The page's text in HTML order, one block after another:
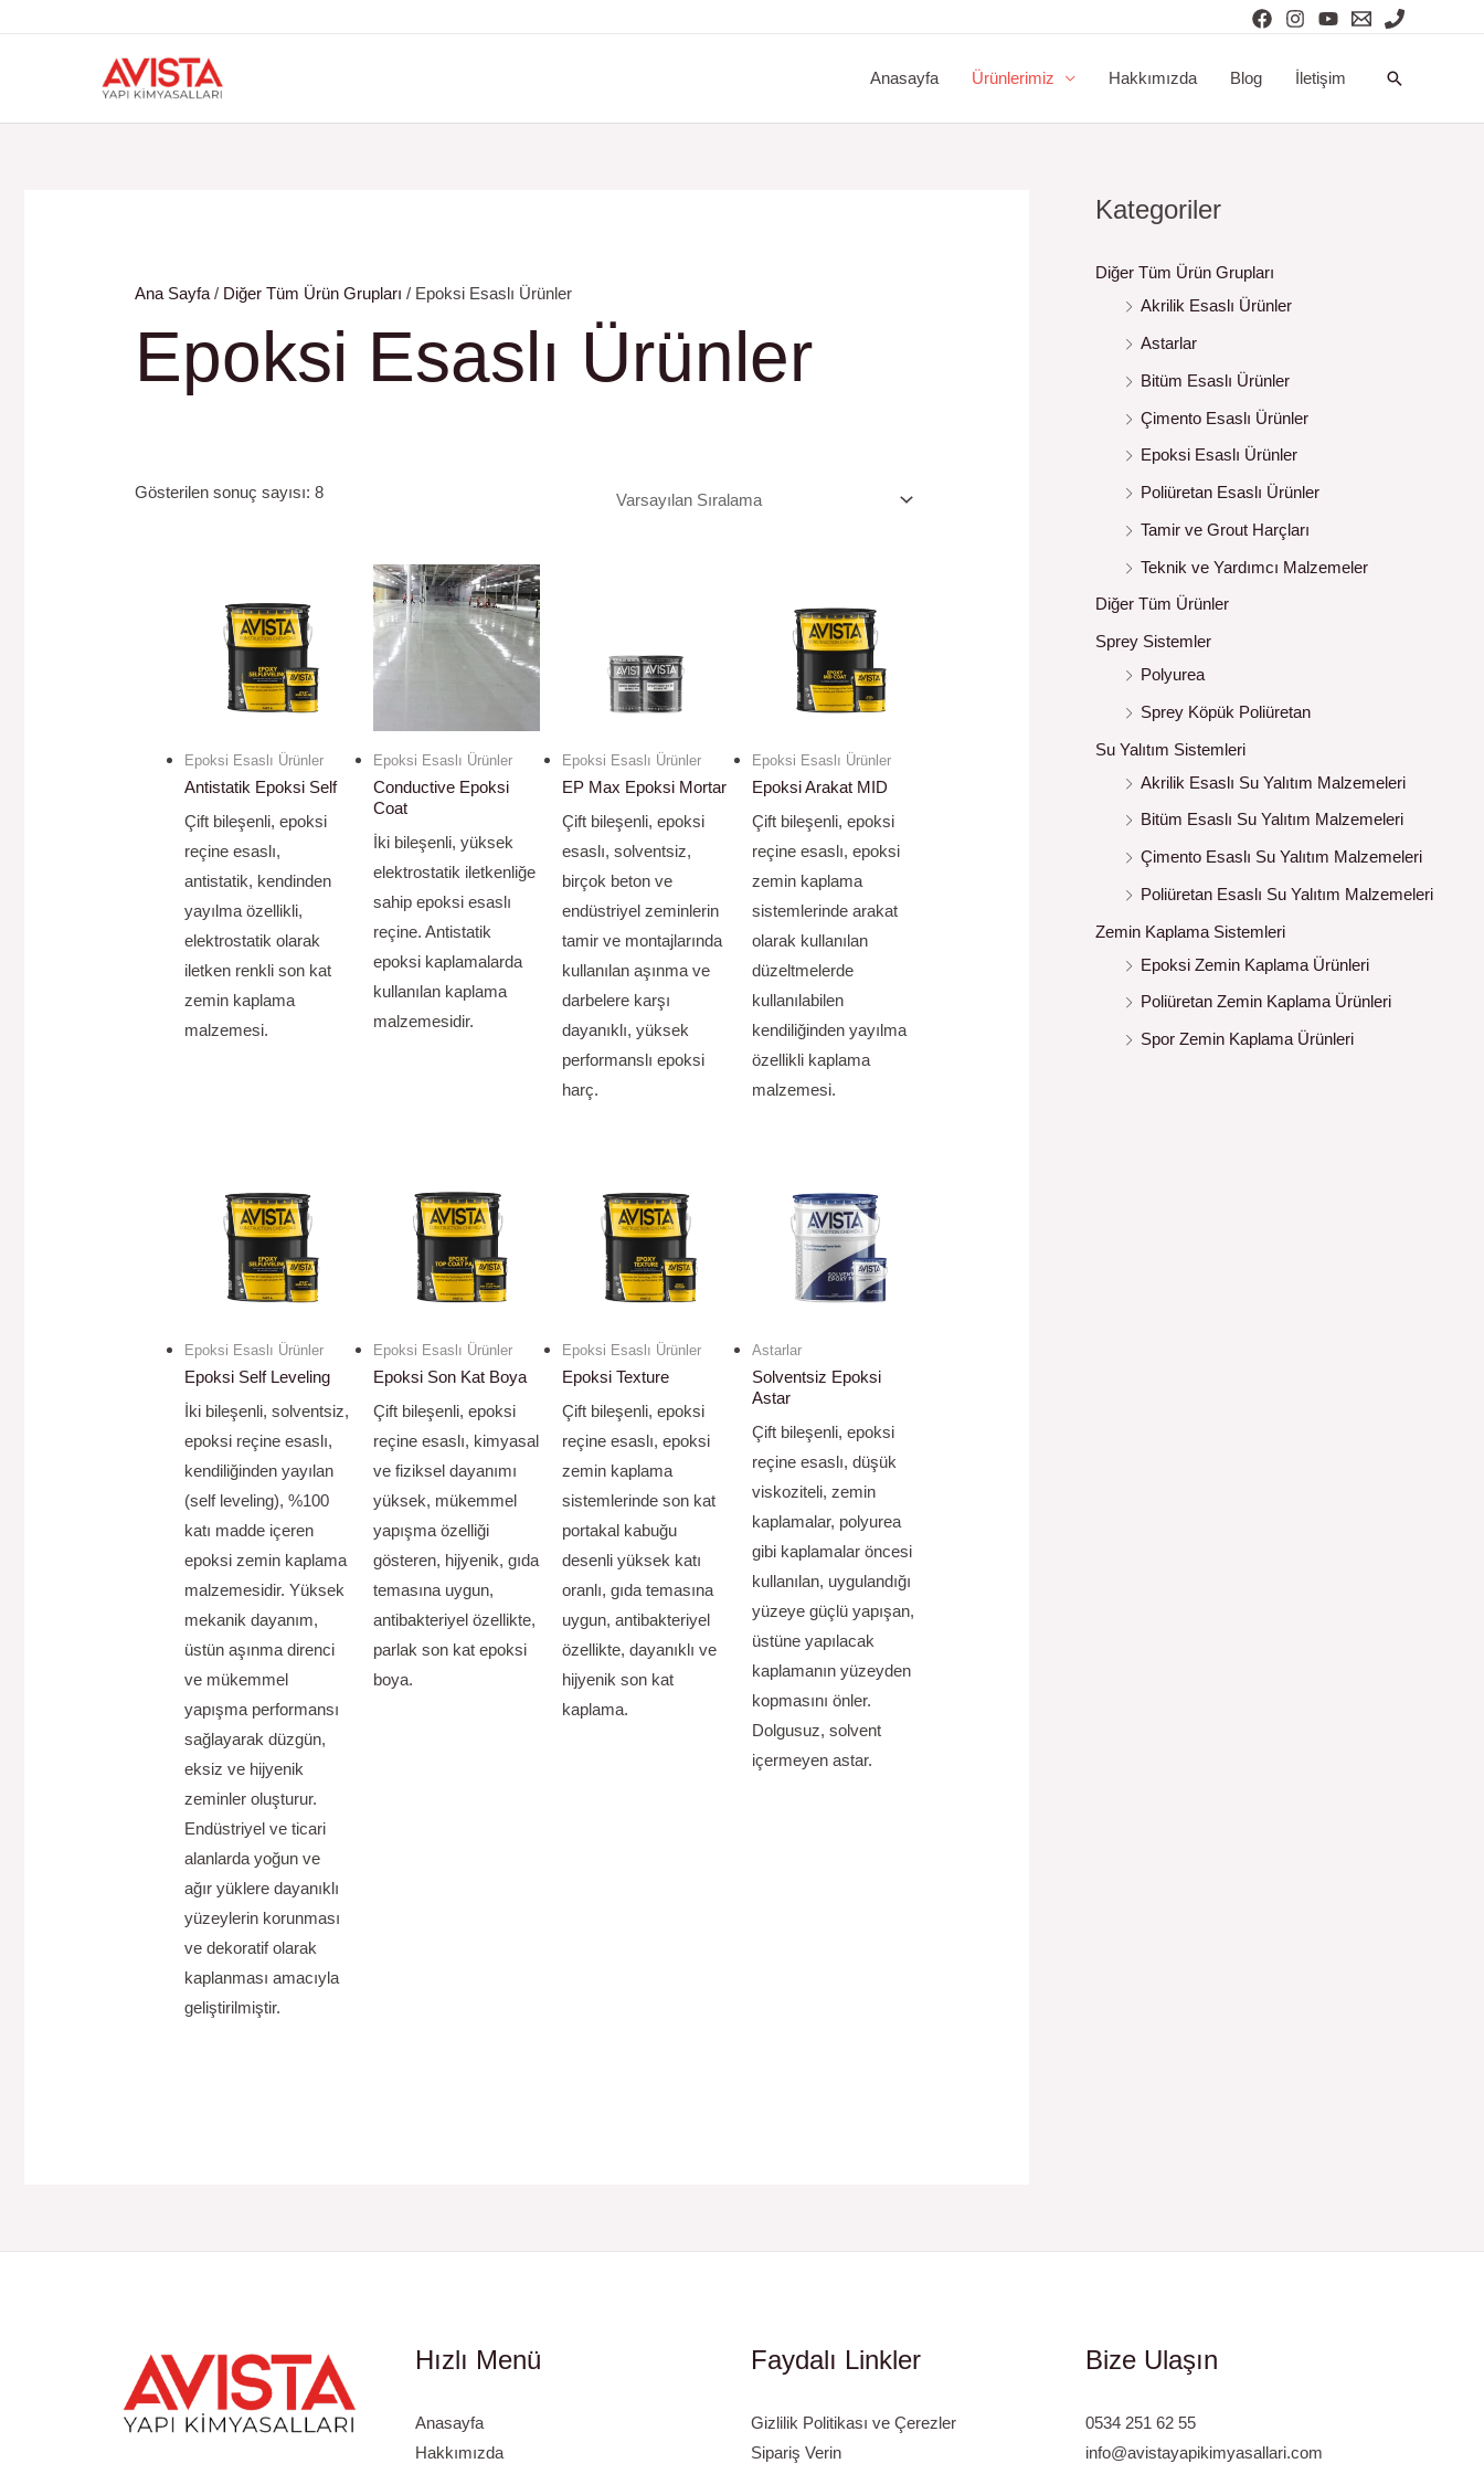
Anasayfa
Ürünlerimiz Hakkımızda Blog İletişim Arama
Ana Sayfa / Diğer Tüm Ürün Grupları / Epoksi Esaslı Ürünler
Epoksi Esaslı Ürünler
Gösterilen sonuç sayısı: 8
Epoksi Esaslı Ürünler
Antistatik Epoksi Self
Çift bileşenli, epoksi
reçine esaslı,
antistatik, kendinden
yayılma özellikli,
elektrostatik olarak
iletken renkli son kat
zemin kaplama
malzemesi.
Epoksi Esaslı Ürünler
Conductive Epoksi
Coat
İki bileşenli, yüksek
elektrostatik iletkenliğe
sahip epoksi esaslı
reçine. Antistatik
epoksi kaplamalarda
kullanılan kaplama
malzemesidir.
Epoksi Esaslı Ürünler
EP Max Epoksi Mortar
Çift bileşenli, epoksi
esaslı, solventsiz,
birçok beton ve
endüstriyel zeminlerin
tamir ve montajlarında
kullanılan aşınma ve
darbelere karşı
dayanıklı, yüksek
performanslı epoksi
harç.
Epoksi Esaslı Ürünler
Epoksi Arakat MID
Çift bileşenli, epoksi
reçine esaslı, epoksi
zemin kaplama
sistemlerinde arakat
olarak kullanılan
düzeltmelerde
kullanılabilen
kendiliğinden yayılma
özellikli kaplama
malzemesi.
Epoksi Esaslı Ürünler
Epoksi Self Leveling
İki bileşenli, solventsiz,
epoksi reçine esaslı,
kendiliğinden yayılan
(self leveling), %100
katı madde içeren
epoksi zemin kaplama
malzemesidir. Yüksek
mekanik dayanım,
üstün aşınma direnci
ve mükemmel
yapışma performansı
sağlayarak düzgün,
eksiz ve hijyenik
zeminler oluşturur.
Endüstriyel ve ticari
alanlarda yoğun ve
ağır yüklere dayanıklı
yüzeylerin korunması
ve dekoratif olarak
kaplanması amacıyla
geliştirilmiştir.
Epoksi Esaslı Ürünler
Epoksi Son Kat Boya
Çift bileşenli, epoksi
reçine esaslı, kimyasal
ve fiziksel dayanımı
yüksek, mükemmel
yapışma özelliği
gösteren, hijyenik, gıda
temasına uygun,
antibakteriyel özellikte,
parlak son kat epoksi
boya.
Epoksi Esaslı Ürünler
Epoksi Texture
Çift bileşenli, epoksi
reçine esaslı, epoksi
zemin kaplama
sistemlerinde son kat
portakal kabuğu
desenli yüksek katı
oranlı, gıda temasına
uygun, antibakteriyel
özellikte, dayanıklı ve
hijyenik son kat
kaplama.
Astarlar
Solventsiz Epoksi
Astar
Çift bileşenli, epoksi
reçine esaslı, düşük
viskoziteli, zemin
kaplamalar, polyurea
gibi kaplamalar öncesi
kullanılan, uygulandığı
yüzeye güçlü yapışan,
üstüne yapılacak
kaplamanın yüzeyden
kopmasını önler.
Dolgusuz, solvent
içermeyen astar.
Kategoriler
Diğer Tüm Ürün Grupları
Akrilik Esaslı Ürünler
Astarlar
Bitüm Esaslı Ürünler
Çimento Esaslı Ürünler
Epoksi Esaslı Ürünler
Poliüretan Esaslı Ürünler
Tamir ve Grout Harçları
Teknik ve Yardımcı Malzemeler
Diğer Tüm Ürünler
Sprey Sistemler
Polyurea
Sprey Köpük Poliüretan
Su Yalıtım Sistemleri
Akrilik Esaslı Su Yalıtım Malzemeleri
Bitüm Esaslı Su Yalıtım Malzemeleri
Çimento Esaslı Su Yalıtım Malzemeleri
Poliüretan Esaslı Su Yalıtım Malzemeleri
Zemin Kaplama Sistemleri
Epoksi Zemin Kaplama Ürünleri
Poliüretan Zemin Kaplama Ürünleri
Spor Zemin Kaplama Ürünleri
Hızlı Menü
Anasayfa
Hakkımızda
Faydalı Linkler
Gizlilik Politikası ve Çerezler
Sipariş Verin
Bize Ulaşın
0534 251 62 55
info@avistayapikimyasallari.com